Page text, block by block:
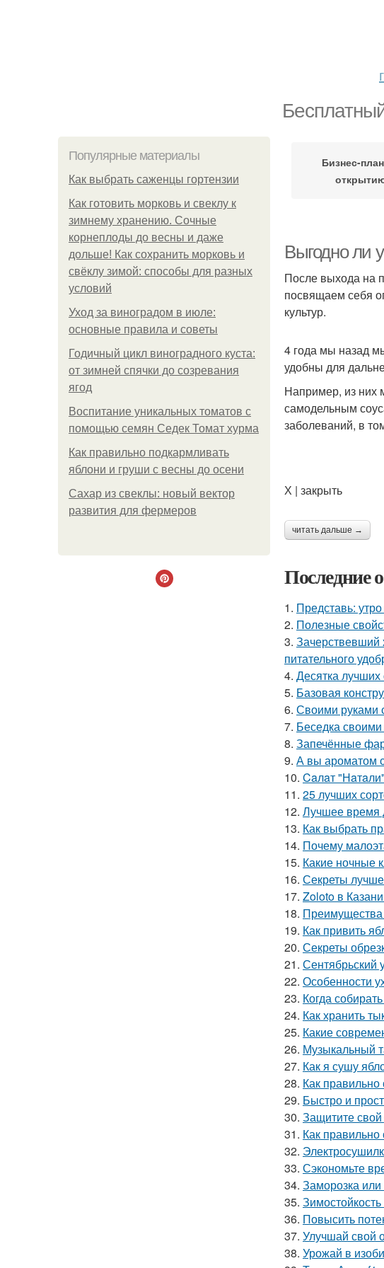
Популярные материалы
Как выбрать саженцы гортензии
Как готовить морковь и свеклу к
зимнему хранению. Сочные
корнеплоды до весны и даже
дольше! Как сохранить морковь и
свёклу зимой: способы для разных
условий
Уход за виноградом в июле:
основные правила и советы
Годичный цикл виноградного куста:
от зимней спячки до созревания
ягод
Воспитание уникальных томатов с
помощью семян Седек Томат хурма
Как правильно подкармливать
яблони и груши с весны до осени
Сахар из свеклы: новый вектор
развития для фермеров
Бизнес-
Выгодно ли
После выхода на
посвящаем себя
культур.
4 года мы назад
удобны для
Например, из них
самодельным
заболеваний, в
Х | закрыть
читать дальше →
Последние
1. Представь:
2. Полезные
3. Зачерствевший
питательного
4. Десятка лучших
5. Базовая
6. Своими руками
7. Беседка
8. Запечённые
9. А вы ароматом
10. Caлaт
11. 25 лучших
12. Лучшее время
13. Как выбрать
14. Почему
15. Какие ночные
16. Секреты
17. Zoloto в
18.
19. Как привить
20. Секреты
21. Сентябрьский
22. Особенности
23. Когда
24. Как хранить
25. Какие
26. Музыкальный
27. Как я сушу
28. Как
29. Быстро и
30. Защитите
31. Как
32.
33. Сэкономьте
34. Заморозка или
35.
36. Повысить
37. Улучшай свой
38. Урожай в